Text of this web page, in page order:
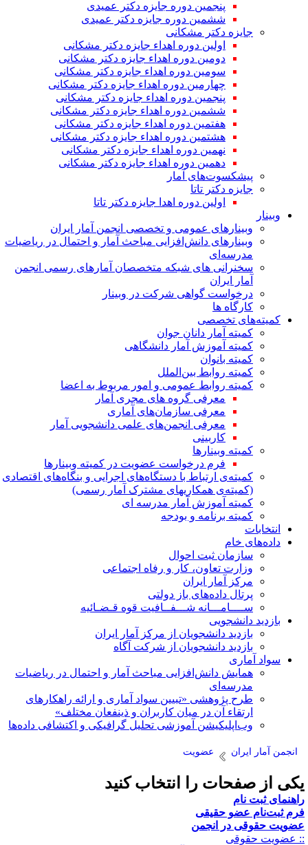
پنجمین دوره جایزه دکتر عمیدی
ششمین دوره جایزه دکتر عمیدی
جایزه دکتر مشکانی
اولین دوره اهداء جایزه دکتر مشکانی
دومین دوره اهداء جایزه دکتر مشکانی
سومین دوره اهداء جایزه دکتر مشکانی
چهارمین دوره اهداء جایزه دکتر مشکانی
پنجمین دوره اهداء جایزه دکتر مشکانی
ششمین دوره اهداء جایزه دکتر مشکانی
هفتمین دوره اهداء جایزه دکتر مشکانی
هشتمین دوره اهداء جایزه دکتر مشکانی
نهمین دوره اهداء جایزه دکتر مشکانی
دهمین دوره اهداء جایزه دکتر مشکانی
پیشکسوت‌های آمار
جایزه دکتر تاتا
اولین دوره اهدا جایزه دکتر تاتا
وبینار
وبینارهای عمومی و تخصصی انجمن آمار ایران
وبینارهای دانش‌افزایی مباحث آمار و احتمال در ریاضیات
مدرسه‌ای
سخنرانی های شبکه متخصصان آمارهای رسمی انجمن
آمار ایران
درخواست گواهی شرکت در وبینار
کارگاه ها
کمیته‌های تخصصی
کمیته آمار دانان جوان
کمیته آموزش آمار دانشگاهی
کمیته بانوان
کمیته روابط بین‌الملل
کمیته روابط عمومی و امور مربوط به اعضا
معرفی گروه های مجری آمار
معرفی سازمان‌های آماری
معرفی انجمن‌های علمی دانشجویی آمار
کاربینی
کمیته وبینارها
فرم درخواست عضویت در کمیته وبینارها
کمیته‌ی ارتباط با دستگاه‌های اجرایی و بنگاه‌های اقتصادی
(کمیته‌ی همکاریهای مشترک آمار رسمی)
کمیته آموزش آمار مدرسه ای
کمیته برنامه و بودجه
انتخابات
داده‌های خام
سازمان ثبت احوال
وزارت تعاون، کار و رفاه اجتماعی
مرکز آمار ایران
پرتال داده‌های باز دولتی
ســــامـــانه شـــفــافیت قوه قـضـائیه
بازدید دانشجویی
بازدید دانشجویان از مرکز آمار ایران
بازدید دانشجویان از شرکت آگاه
سواد آماری
همایش دانش‌افزایی مباحث آمار و احتمال در ریاضیات
مدرسه‌ای
طرح پژوهشی «تبیین سواد آماری و ارائه راهکارهای
ارتقاء آن در میان کاربران و ذینفعان مختلف»
وب‌اپلیکیشن آموزشی تحلیل گرافیکی و اکتشافی داده‌ها
انجمن آمار ایران عضویت
از صفحات را انتخاب کنید
ثبت نام
ثبت‌نام عضو حقیقی
حقوقی در انجمن
عضویت حقوقی